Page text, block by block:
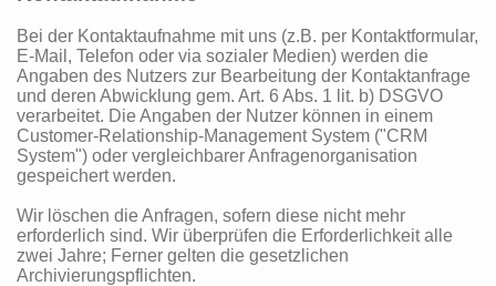
Bei der Kontaktaufnahme mit uns (z.B. per Kontaktformular,
E-Mail, Telefon oder via sozialer Medien) werden die
Angaben des Nutzers zur Bearbeitung der Kontaktanfrage
und deren Abwicklung gem. Art. 6 Abs. 1 lit. b) DSGVO
verarbeitet. Die Angaben der Nutzer können in einem
Customer-Relationship-Management System ("CRM
System") oder vergleichbarer Anfragenorganisation
gespeichert werden.
Wir löschen die Anfragen, sofern diese nicht mehr
erforderlich sind. Wir überprüfen die Erforderlichkeit alle
zwei Jahre; Ferner gelten die gesetzlichen
Archivierungspflichten.